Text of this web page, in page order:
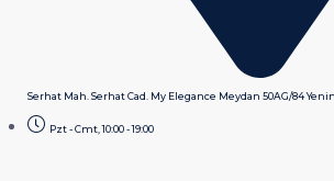
Serhat Mah. Serhat Cad. My Elegance Meydan 50AG/84
Pzt - Cmt, 10:00 - 19:00